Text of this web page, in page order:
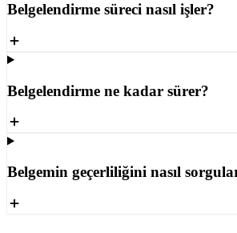
Belgelendirme süreci nasıl işler?
Belgelendirme ne kadar sürer?
Belgemin geçerliliğini nasıl